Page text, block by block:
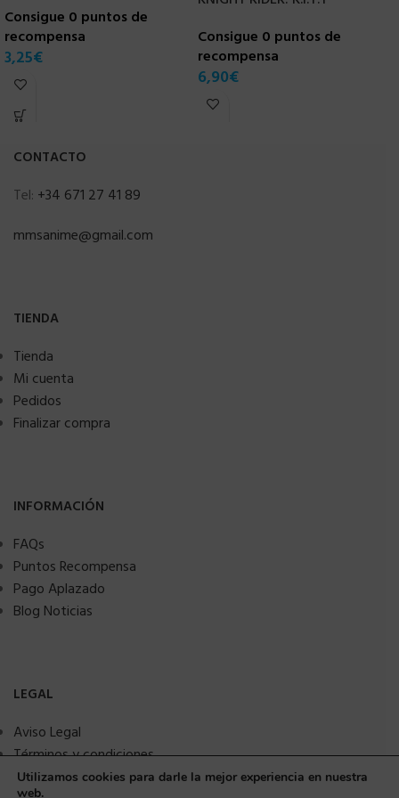
Consigue 0 puntos de
recompensa
3,25€
Consigue 0 puntos de
recompensa
6,90€
CONTACTO
Tel: +34 671 27 41 89
mmsanime@gmail.com
TIENDA
Tienda
Mi cuenta
Pedidos
Finalizar compra
INFORMACIÓN
FAQs
Puntos Recompensa
Pago Aplazado
Blog Noticias
LEGAL
Aviso Legal
Términos y condiciones
Política de privacidad
Utilizamos cookies para darle la mejor experiencia en nuestra
web.